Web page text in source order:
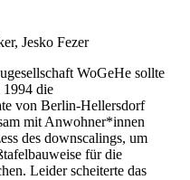
Jesko Fezer
WoGeHe sollte
die
von Berlin-Hellersdorf
mit Anwohner*innen
des downscalings, um
für die
Leider scheiterte das